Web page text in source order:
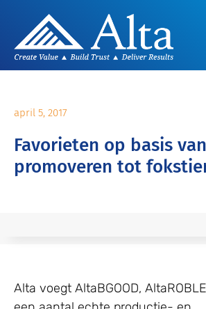
april 5, 2017
Favorieten op basis
promoveren tot
Alta voegt AltaBGOOD,